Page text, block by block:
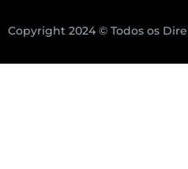
Copyright 2024 © Todos os